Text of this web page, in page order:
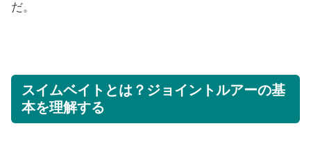
だ。
スイムベイトとは？ジョイントルアーの基
本を理解する